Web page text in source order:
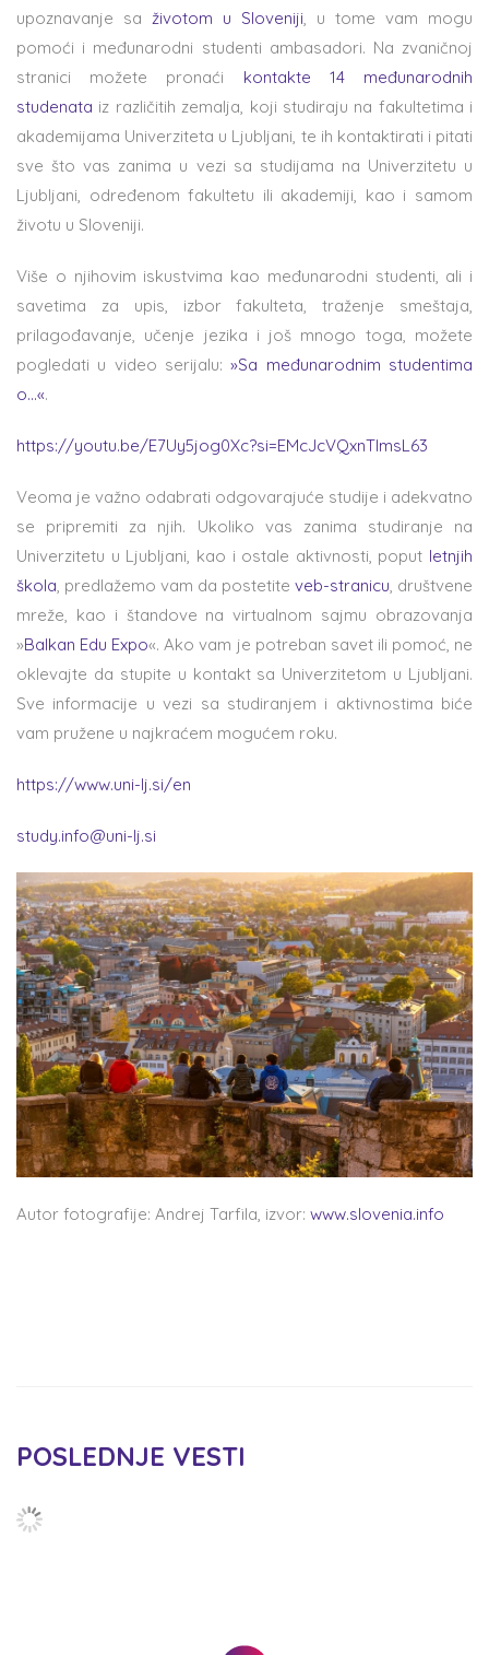
upoznavanje sa životom u Sloveniji, u tome vam mogu
pomoći i međunarodni studenti ambasadori. Na zvaničnoj
stranici možete pronaći kontakte 14 međunarodnih
studenata iz različitih zemalja, koji studiraju na fakultetima i
akademijama Univerziteta u Ljubljani, te ih kontaktirati i pitati
sve što vas zanima u vezi sa studijama na Univerzitetu u
Ljubljani, određenom fakultetu ili akademiji, kao i samom
životu u Sloveniji.
Više o njihovim iskustvima kao međunarodni studenti, ali i
savetima za upis, izbor fakulteta, traženje smeštaja,
prilagođavanje, učenje jezika i još mnogo toga, možete
pogledati u video serijalu:»Sa međunarodnim studentima
o…«.
https://youtu.be/E7Uy5jog0Xc?si=EMcJcVQxnTImsL63
Veoma je važno odabrati odgovarajuće studije i adekvatno
se pripremiti za njih. Ukoliko vas zanima studiranje na
Univerzitetu u Ljubljani, kao i ostale aktivnosti, poput letnjih
škola, predlažemo vam da postetite veb-stranicu, društvene
mreže, kao i štandove na virtualnom sajmu obrazovanja
»Balkan Edu Expo«. Ako vam je potreban savet ili pomoć, ne
oklevajte da stupite u kontakt sa Univerzitetom u Ljubljani.
Sve informacije u vezi sa studiranjem i aktivnostima biće
vam pružene u najkraćem mogućem roku.
https://www.uni-lj.si/en
study.info@uni-lj.si
Autor fotografije: Andrej Tarfila, izvor: www.slovenia.info
POSLEDNJE VESTI